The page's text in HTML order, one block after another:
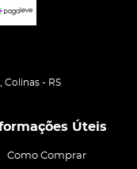
Colinas - RS
Úteis
Como Comprar